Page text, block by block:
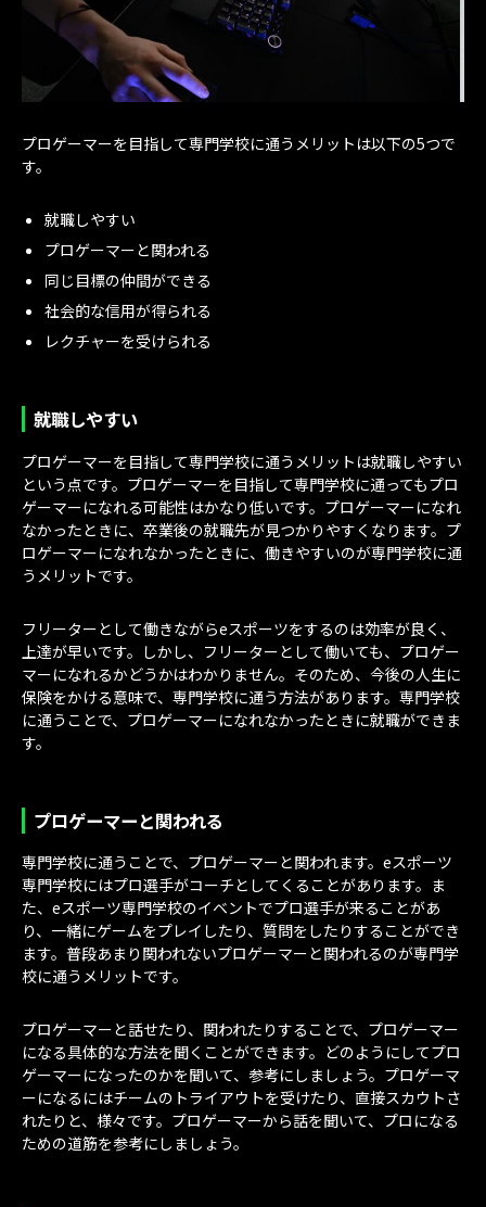
プロゲーマーを目指して専門学校に通うメリットは以下の5つで
す。
就職しやすい
プロゲーマーと関われる
同じ目標の仲間ができる
社会的な信用が得られる
レクチャーを受けられる
就職しやすい
プロゲーマーを目指して専門学校に通うメリットは就職しやすい
という点です。プロゲーマーを目指して専門学校に通ってもプロ
ゲーマーになれる可能性はかなり低いです。プロゲーマーになれ
なかったときに、卒業後の就職先が見つかりやすくなります。プ
ロゲーマーになれなかったときに、働きやすいのが専門学校に通
うメリットです。
フリーターとして働きながらeスポーツをするのは効率が良く、
上達が早いです。しかし、フリーターとして働いても、プロゲー
マーになれるかどうかはわかりません。そのため、今後の人生に
保険をかける意味で、専門学校に通う方法があります。専門学校
に通うことで、プロゲーマーになれなかったときに就職ができま
す。
プロゲーマーと関われる
専門学校に通うことで、プロゲーマーと関われます。eスポーツ
専門学校にはプロ選手がコーチとしてくることがあります。ま
た、eスポーツ専門学校のイベントでプロ選手が来ることがあ
り、一緒にゲームをプレイしたり、質問をしたりすることができ
ます。普段あまり関われないプロゲーマーと関われるのが専門学
校に通うメリットです。
プロゲーマーと話せたり、関われたりすることで、プロゲーマー
になる具体的な方法を聞くことができます。どのようにしてプロ
ゲーマーになったのかを聞いて、参考にしましょう。プロゲーマ
ーになるにはチームのトライアウトを受けたり、直接スカウトさ
れたりと、様々です。プロゲーマーから話を聞いて、プロになる
ための道筋を参考にしましょう。